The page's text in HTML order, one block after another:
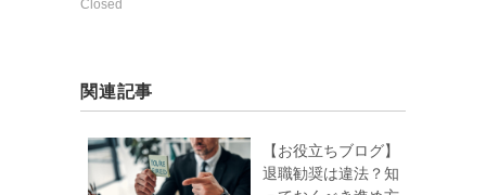
Closed
関連記事
【お役立ちブログ】
退職勧奨は違法？知